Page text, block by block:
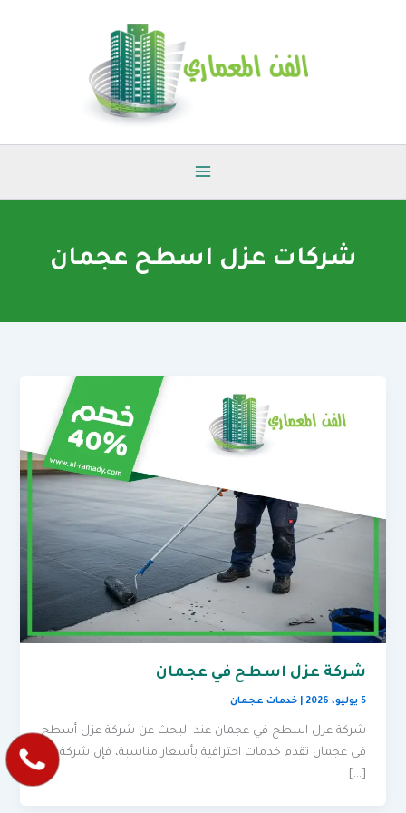
شركات عزل اسطح عجمان
شركة عزل اسطح في عجمان
5 يوليو، 2026 |خدمات عجمان
شركة عزل اسطح في عجمان عند البحث عن شركة عزل أسطح
في عجمان تقدم خدمات احترافية بأسعار مناسبة، فإن شركة
[…]